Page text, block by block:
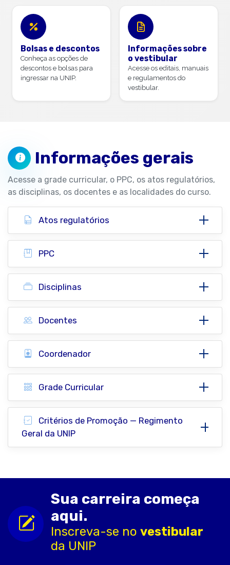
Bolsas e descontos
Conheça as opções de
descontos e bolsas para
ingressar na UNIP.
Informações sobre
o vestibular
Acesse os editais, manuais
e regulamentos do
vestibular.
Informações gerais
Acesse a grade curricular, o PPC, os atos regulatórios,
as disciplinas, os docentes e as localidades do curso.
Atos regulatórios
PPC
Disciplinas
Docentes
Coordenador
Grade Curricular
Critérios de Promoção — Regimento
Geral da UNIP
Sua carreira começa
aqui.
Inscreva-se no vestibular
da UNIP